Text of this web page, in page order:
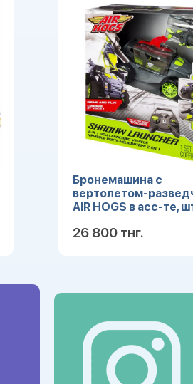
Бронемашина с
вертолетом-
AIR HOGS в асс-те,
26 800 тнг.